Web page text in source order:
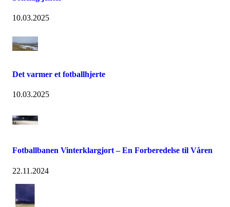
10.03.2025
Det varmer et fotballhjerte
10.03.2025
Fotballbanen Vinterklargjort – En Forberedelse til Våren
22.11.2024